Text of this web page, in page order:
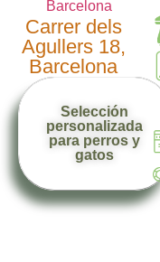
Carrer dels
Agullers 18,
Barcelona
Selección
personalizada
para perros y
gatos